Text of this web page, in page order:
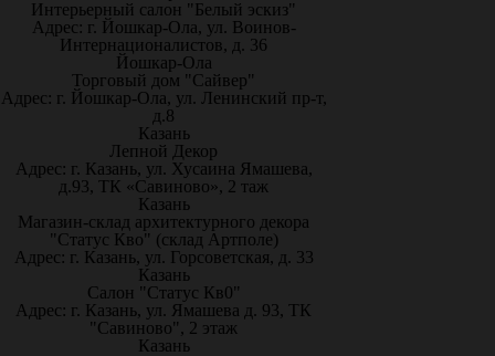
Интерьерный салон "Белый эскиз"
Адрес: г. Йошкар-Ола, ул. Воинов-
Интернационалистов, д. 36
Йошкар-Ола
Торговый дом "Сайвер"
Адрес: г. Йошкар-Ола, ул. Ленинский пр-т,
д.8
Казань
Лепной Декор
Адрес: г. Казань, ул. Хусаина Ямашева,
д.93, ТК «Савиново», 2 таж
Казань
Магазин-склад архитектурного декора
"Статус Кво" (склад Артполе)
Адрес: г. Казань, ул. Горсоветская, д. 33
Казань
Салон "Статус Кв0"
Адрес: г. Казань, ул. Ямашева д. 93, ТК
"Савиново", 2 этаж
Казань